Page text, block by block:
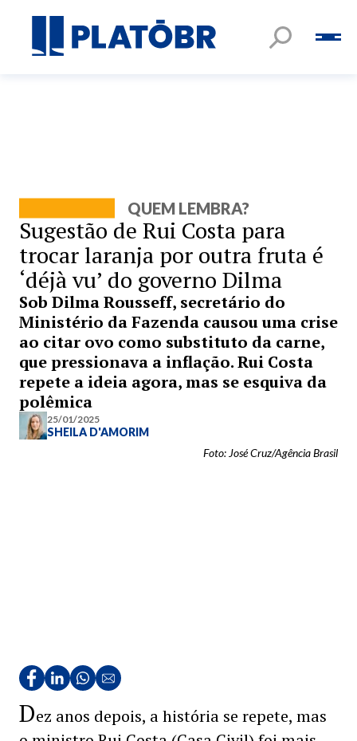
QUEM LEMBRA?
Sugestão de Rui Costa para
trocar laranja por outra fruta é
‘déjà vu’ do governo Dilma
Sob Dilma Rousseff, secretário do
Ministério da Fazenda causou uma crise
ao citar ovo como substituto da carne,
que pressionava a inflação. Rui Costa
repete a ideia agora, mas se esquiva da
polêmica
25/01/2025
SHEILA D'AMORIM
Foto: José Cruz/Agência Brasil
Dez anos depois, a história se repete, mas